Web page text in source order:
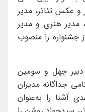
و عکس تئاتر، مدیر
هنری و مدیر
جشنواره را منصوب
دبیر چهل و سومین
جداگانه‌ مدیران
آشنا را به‌عنوان